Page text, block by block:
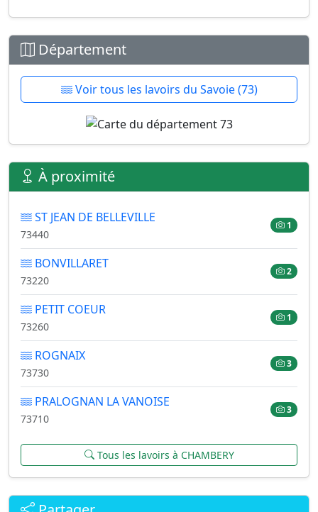
Département
Voir tous les lavoirs du Savoie (73)
À proximité
ST JEAN DE BELLEVILLE
73440
1
BONVILLARET
73220
2
PETIT COEUR
73260
1
ROGNAIX
73730
3
PRALOGNAN LA VANOISE
73710
3
Tous les lavoirs à CHAMBERY